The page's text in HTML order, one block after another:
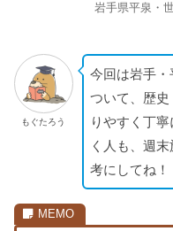
岩手県平泉・
もぐたろう
今回は岩手
ついて、歴
りやすく丁
く人も、週
考にしてね！